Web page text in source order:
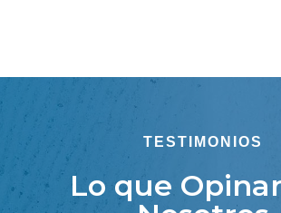
TESTIMONIOS
Lo que